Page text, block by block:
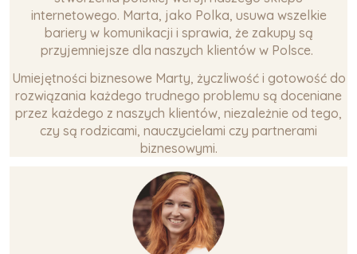
internetowego. Marta, jako Polka, usuwa wszelkie
bariery w komunikacji i sprawia, że zakupy są
przyjemniejsze dla naszych klientów w Polsce.
Umiejętności biznesowe Marty, życzliwość i gotowość do
rozwiązania każdego trudnego problemu są doceniane
przez każdego z naszych klientów, niezależnie od tego,
czy są rodzicami, nauczycielami czy partnerami
biznesowymi.